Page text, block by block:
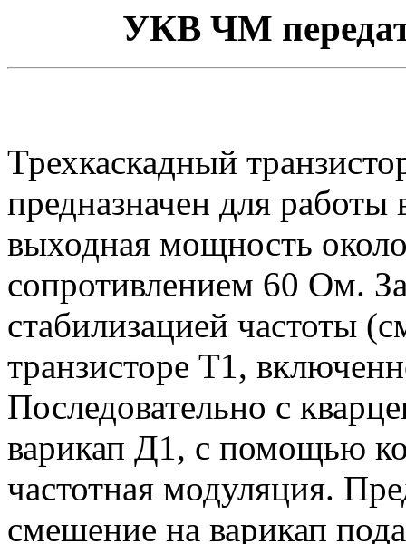
УКВ ЧМ
Трехкаскадный
предназначен для
выходная мощность
сопротивлением 60 Ом.
стабилизацией частоты
транзисторе Т1,
Последовательно с
варикап Д1, с помощью
частотная модуляция.
смешение на варикап